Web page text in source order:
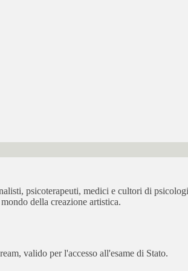
psicoterapeuti, medici e cultori di
della creazione artistica.
valido per l'accesso all'esame di Stato.